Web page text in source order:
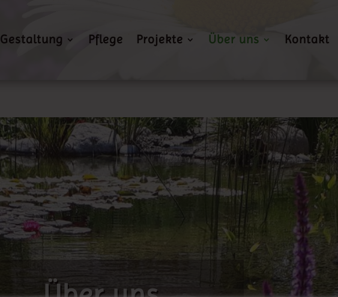
Gestaltung Pflege Projekte Über uns Kontakt